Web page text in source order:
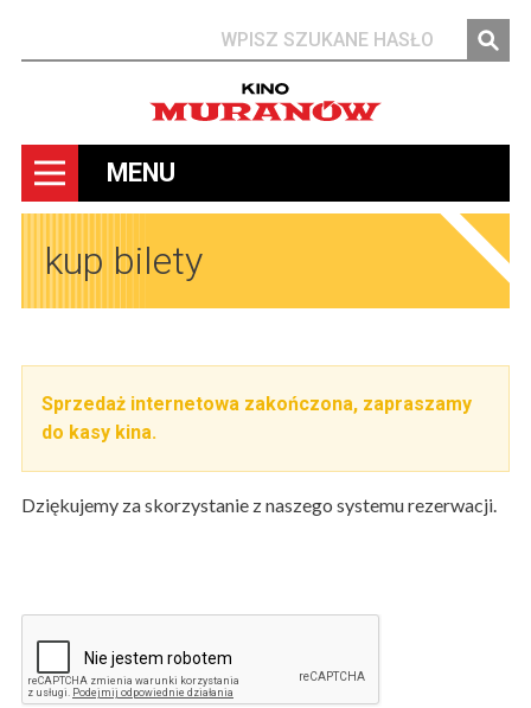
MENU
kup bilety
Sprzedaż internetowa zakończona, zapraszamy
do kasy kina.
Dziękujemy za skorzystanie z naszego systemu rezerwacji.